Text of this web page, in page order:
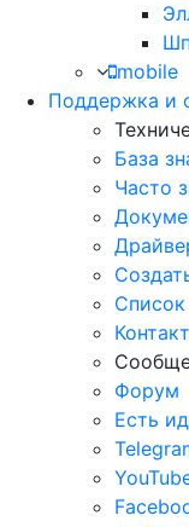
mobile
Поддержка и
База
Часто
Форум
Есть